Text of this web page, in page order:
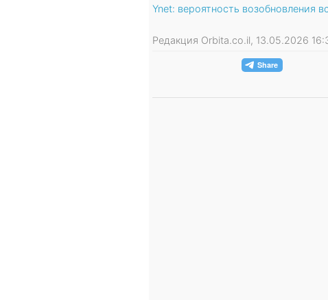
Ynet: вероятность
Редакция Orbita.co.il, 13.05.2026